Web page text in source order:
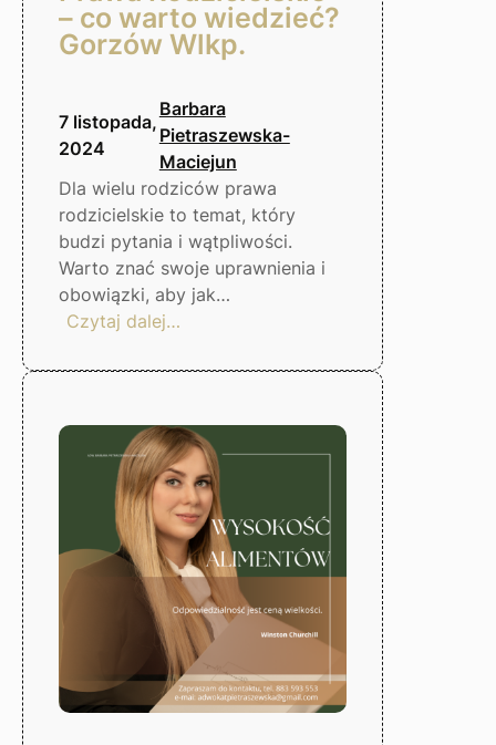
– co warto wiedzieć?
Gorzów Wlkp.
7 listopada,
2024
Barbara
Pietraszewska-
Maciejun
Dla wielu rodziców prawa
rodzicielskie to temat, który
budzi pytania i wątpliwości.
Warto znać swoje uprawnienia i
obowiązki, aby jak…
Czytaj dalej…
Rodzicielskie
co
warto
wiedzieć?
Gorzów
Wlkp.